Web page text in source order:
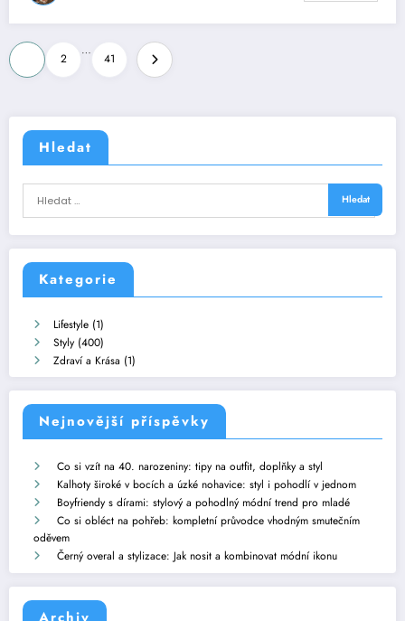
Stránkování
příspěvků
2
…
41
Hledat
Kategorie
Lifestyle (1)
Styly (400)
Zdraví a Krása (1)
Nejnovější příspěvky
Co si vzít na 40. narozeniny: tipy na outfit, doplňky a styl
Kalhoty široké v bocích a úzké nohavice: styl i pohodlí v jednom
Boyfriendy s dírami: stylový a pohodlný módní trend pro mladé
Co si obléct na pohřeb: kompletní průvodce vhodným smutečním
oděvem
Černý overal a stylizace: Jak nosit a kombinovat módní ikonu